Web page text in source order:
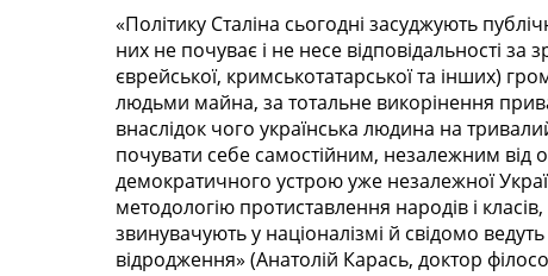
«Політику Сталіна сьогодні засуджують
них не почуває і не несе відповідальності за
єврейської, кримськотатарської та інших)
людьми майна, за тотальне викорінення
внаслідок чого українська людина на
почувати себе самостійним, незалежним
демократичного устрою уже незалежної
методологію протиставлення народів і
звинувачують у націоналізмі й свідомо
відродження» (Анатолій Карась, доктор